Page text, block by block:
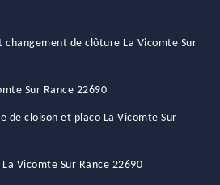
changement de clôture La Vicomte Sur
Sur Rance 22690
de cloison et placo La Vicomte Sur
Vicomte Sur Rance 22690